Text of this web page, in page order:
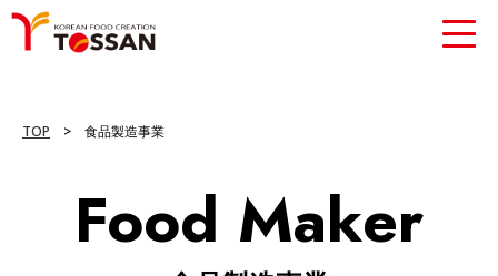
TOP > 食品製造事業
Food Maker